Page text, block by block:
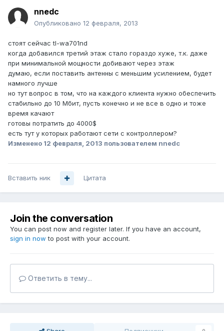
nnedc
Опубликовано 12 февраля, 2013
стоят сейчас tl-wa701nd
когда добавился третий этаж стало гораздо хуже, т.к. даже
при минимальной мощности добивают через этаж
думаю, если поставить антенны с меньшим усилением, будет
намного лучше
но тут вопрос в том, что на каждого клиента нужно обеспечить
стабильно до 10 Мбит, пусть конечно и не все в одно и тоже
время качают
готовы потратить до 4000$
есть тут у которых работают сети с контроллером?
Изменено 12 февраля, 2013 пользователем nnedc
Вставить ник Цитата
Join the conversation
You can post now and register later. If you have an account,
sign in now to post with your account.
Ответить в тему...